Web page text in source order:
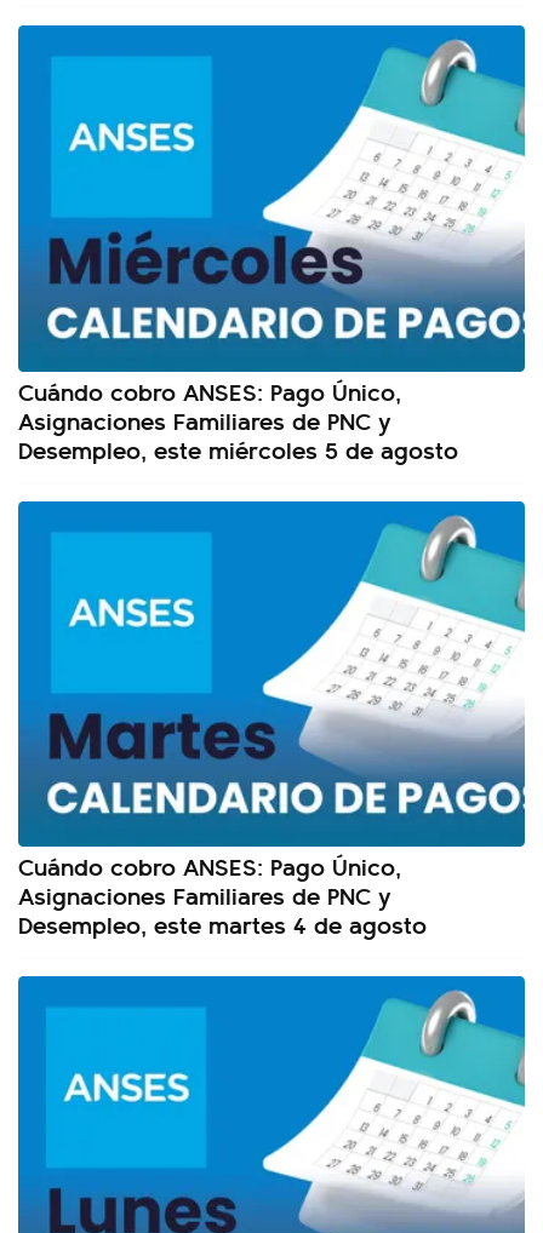
Cuándo cobro ANSES: Pago Único,
Asignaciones Familiares de PNC y
Desempleo, este miércoles 5 de agosto
Cuándo cobro ANSES: Pago Único,
Asignaciones Familiares de PNC y
Desempleo, este martes 4 de agosto